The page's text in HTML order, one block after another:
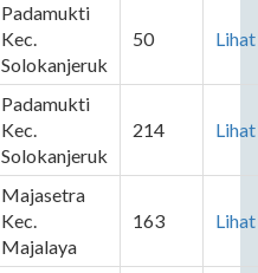
Padamukti
Kec.
Solokanjeruk
50 Lihat
Padamukti
Kec.
Solokanjeruk
214 Lihat
Majasetra
Kec.
Majalaya
163 Lihat